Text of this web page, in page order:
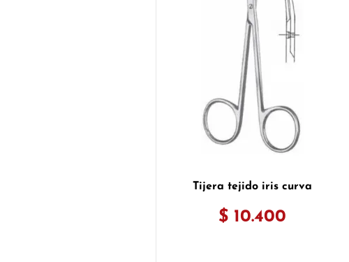
Tijera tejido iris curva
$ 10.400